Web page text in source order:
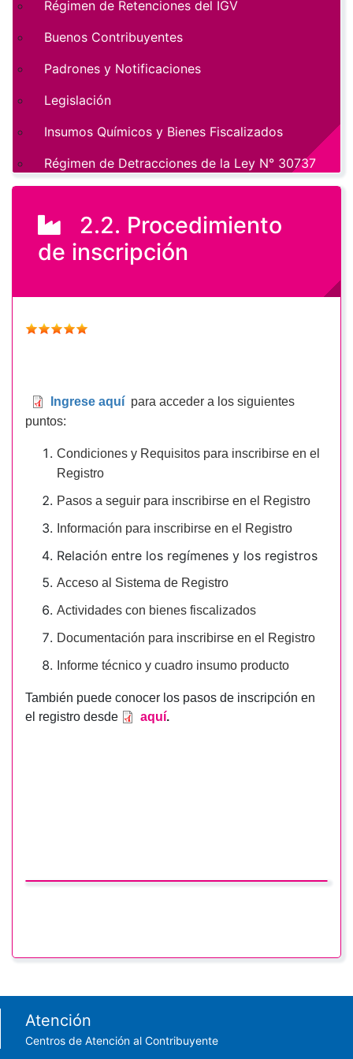
2.2. Procedimiento
de inscripción
Ingrese aquí para acceder a los siguientes
puntos:
Condiciones y Requisitos para inscribirse en el
Registro
Pasos a seguir para inscribirse en el Registro
Información para inscribirse en el Registro
Relación entre los regímenes y los registros
Acceso al Sistema de Registro
Actividades con bienes fiscalizados
Documentación para inscribirse en el Registro
Informe técnico y cuadro insumo producto
También puede conocer los pasos de inscripción en
el registro desde
aquí.
Régimen de Retenciones del IGV
Buenos Contribuyentes
Padrones y Notificaciones
Legislación
Insumos Químicos y Bienes Fiscalizados
Régimen de Detracciones de la Ley N° 30737
Footer menu
Atención
Centros de Atención al Contribuyente